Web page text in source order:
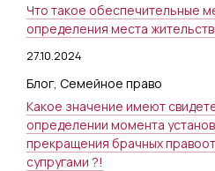
Что такое обеспечительные
определения места
27.10.2024
Блог, Семейное право
Какое значение имеют
определении момента
прекращения брачных
супругами ?!